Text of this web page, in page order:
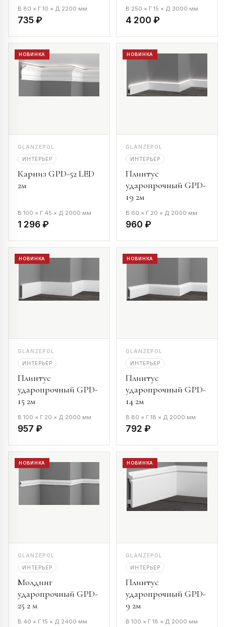
В 80 × Г 10 × Д 2200 мм
735 ₽
В 250 × Г 15 × Д 3000 мм
4 200 ₽
НОВИНКА
GLANZEPOL
ИНТЕРЬЕР
Карниз GPD-52 LED
2м
В 100 × Г 45 × Д 2000 мм
1 296 ₽
НОВИНКА
GLANZEPOL
ИНТЕРЬЕР
Плинтус
ударопрочный GPD-
19 2м
В 60 × Г 20 × Д 2000 мм
960 ₽
НОВИНКА
GLANZEPOL
ИНТЕРЬЕР
Плинтус
ударопрочный GPD-
15 2м
В 100 × Г 20 × Д 2000 мм
957 ₽
НОВИНКА
GLANZEPOL
ИНТЕРЬЕР
Плинтус
ударопрочный GPD-
14 2м
В 80 × Г 18 × Д 2000 мм
792 ₽
НОВИНКА
GLANZEPOL
ИНТЕРЬЕР
Молдинг
ударопрочный GPD-
25 2 м
В 40 × Г 15 × Д 2400 мм
НОВИНКА
GLANZEPOL
ИНТЕРЬЕР
Плинтус
ударопрочный GPD-
9 2м
В 100 × Г 18 × Д 2000 мм